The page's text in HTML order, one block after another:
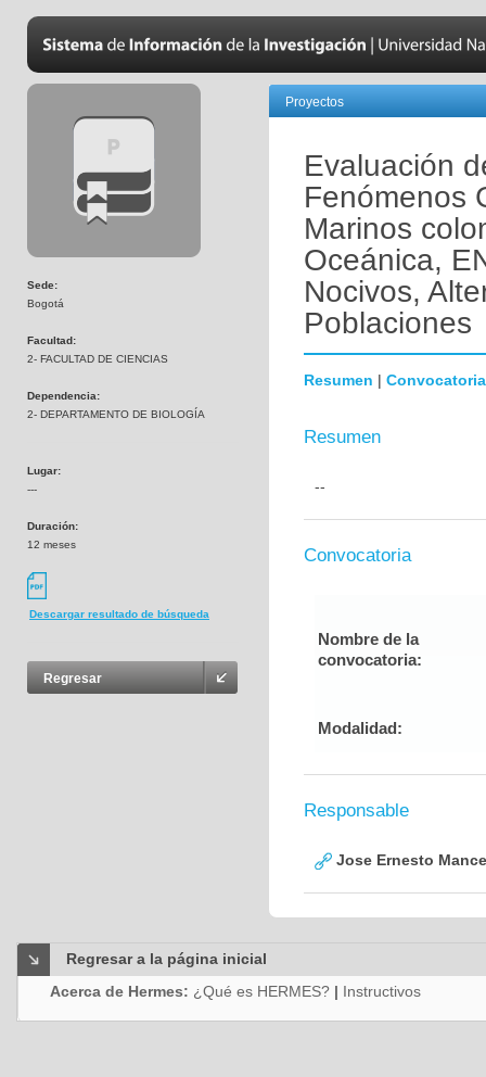
Sede:
Bogotá
Facultad:
2- FACULTAD DE CIENCIAS
Dependencia:
2- DEPARTAMENTO DE BIOLOGÍA
Lugar:
---
Duración:
12 meses
Descargar resultado de búsqueda
Regresar
Proyectos
Evaluación
Fenómenos
Marinos
Oceánica,
Nocivos,
Poblaciones
Resumen | Convocatoria
Resumen
--
Convocatoria
Nombre de la
convocatoria:
Modalidad:
Responsable
Jose Ernesto
Regresar a la página inicial
Acerca de Hermes: ¿Qué es HERMES? | Instructivos